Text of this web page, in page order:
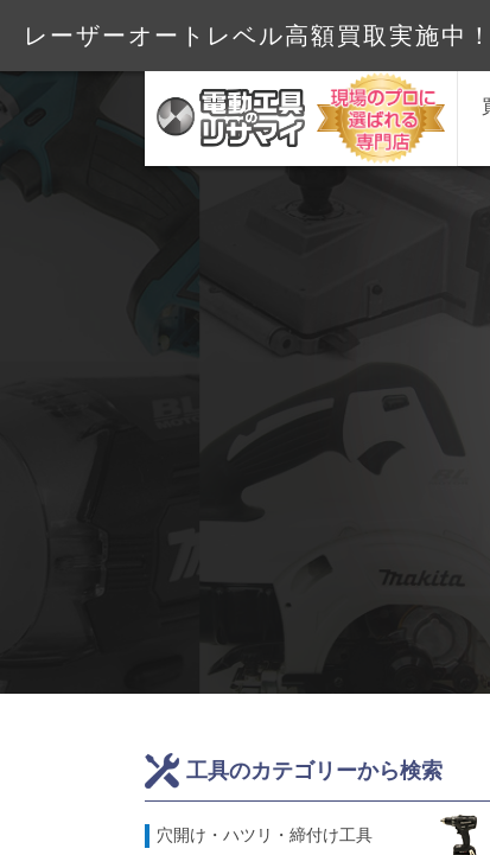
レーザーオートレベル高額
工具のカテゴリーから検索
⽳開け・ハツリ・締付け工具